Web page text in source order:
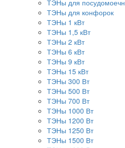
ТЭНы для
ТЭНы для конфорок
ТЭНы 1 кВт
ТЭНы 1,5 кВт
ТЭНы 2 кВт
ТЭНы 6 кВт
ТЭНы 9 кВт
ТЭНы 15 кВт
ТЭНы 300 Вт
ТЭНы 500 Вт
ТЭНы 700 Вт
ТЭНы 1000 Вт
ТЭНы 1200 Вт
ТЭНы 1250 Вт
ТЭНы 1500 Вт